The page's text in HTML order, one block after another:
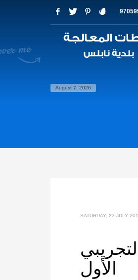
August 7, 2026
SATURDAY, 23 JULY
الأول